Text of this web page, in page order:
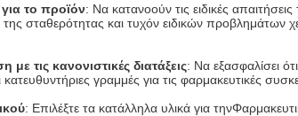
το προϊόν: Να κατανοούν τις ειδικές
σταθερότητας και τυχόν ειδικών προβλημάτων
τις κανονιστικές διατάξεις: Να εξασφαλίσει
γραμμές για τις φαρμακευτικές
: Επιλέξτε τα κατάλληλα υλικά για την